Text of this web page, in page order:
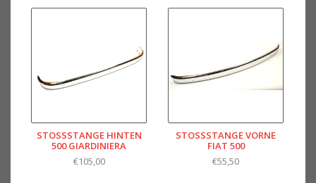
STOSSSTANGE HINTEN 5
00 GIARDINIERA
€105,00
STOSSSTANGE VORNE F
IAT 500
€55,50